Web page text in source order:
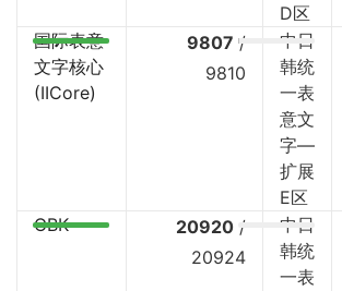
D区
国际表意
文字核心
(IICore)
9807 /
9810
中日
韩统
一表
意文
字—
扩展
E区
GBK 20920 /
20924
中日
韩统
一表